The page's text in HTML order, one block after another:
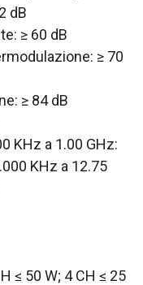
dB
≥ 60 dB
≥ 70
≥ 84 dB
KHz a 1.00 GHz:
KHz a 12.75
≤ 50 W; 4 CH ≤ 25